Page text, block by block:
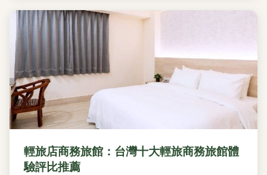
輕旅店商務旅館：台灣十大輕旅商務旅館體
驗評比推薦